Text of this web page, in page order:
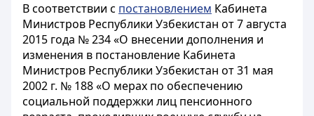
В соответствии с постановлением Кабинета
Министров Республики Узбекистан от 7 августа
2015 года № 234 «О внесении дополнения и
изменения в постановление Кабинета
Министров Республики Узбекистан от 31 мая
2002 г. № 188 «О мерах по обеспечению
социальной поддержки лиц пенсионного